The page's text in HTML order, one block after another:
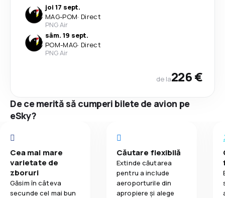
joi 17 sept.
MAG-POM· Direct
PNG Air
sâm. 19 sept.
POM-MAG· Direct
PNG Air
de la226 €
De ce merită să cumperi bilete de avion pe
eSky?
Cea mai mare
varietate de
zboruri
Găsim în câteva
secunde cel mai bun
Căutare flexibilă
Extinde căutarea
pentru a include
aeroporturile din
apropiere și alege